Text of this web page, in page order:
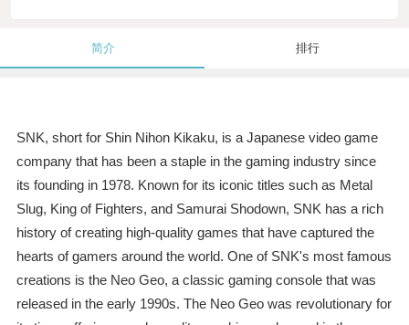
简介 排行
SNK, short for Shin Nihon Kikaku, is a Japanese video game
company that has been a staple in the gaming industry since
its founding in 1978. Known for its iconic titles such as Metal
Slug, King of Fighters, and Samurai Shodown, SNK has a rich
history of creating high-quality games that have captured the
hearts of gamers around the world. One of SNK's most famous
creations is the Neo Geo, a classic gaming console that was
released in the early 1990s. The Neo Geo was revolutionary for